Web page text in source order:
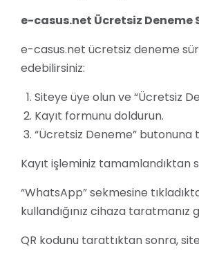
e-casus.net Ücretsiz Deneme
e-casus.net ücretsiz deneme
edebilirsiniz:
Siteye üye olun ve “Ücretsiz
Kayıt formunu doldurun.
“Ücretsiz Deneme” butonuna
Kayıt işleminiz tamamlandıktan
“WhatsApp” sekmesine
kullandığınız cihaza
QR kodunu tarattıktan sonra,